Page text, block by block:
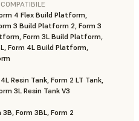
4 Flex Build Platform,
3 Build Platform 2, Form 3
Form 3L Build Platform,
Form 4L Build Platform,
Resin Tank, Form 2 LT Tank,
3L Resin Tank V3
Form 3BL, Form 2